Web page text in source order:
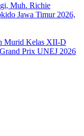
Muh. Richie
Jawa Timur 2026,
Murid Kelas XII-D
Prix UNEJ 2026